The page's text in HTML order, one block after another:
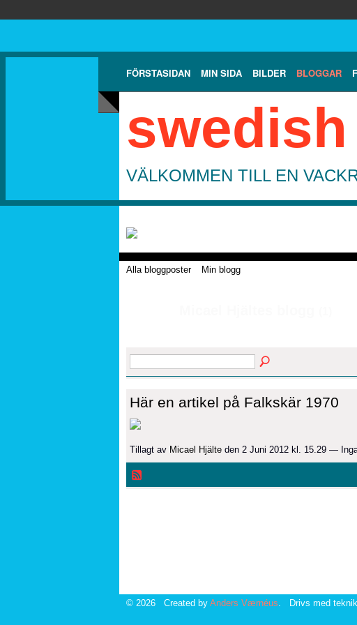
FÖRSTASIDAN MIN SIDA BILDER BLOGGAR
VÄLKOMMEN TILL EN
Alla bloggposter Min blogg
Här en artikel på Falkskär 1970
Tillagt av Micael Hjälte den 2 Juni 2012 kl. 15.29 —
© 2026 Created by Anders Værnéus . Drivs med